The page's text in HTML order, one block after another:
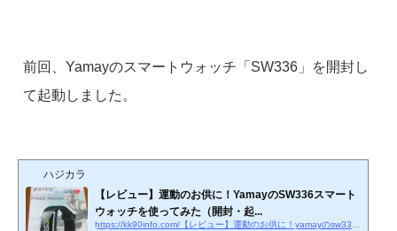
前回、Yamayのスマートウォッチ「SW336」を開封し
て起動しました。
ハジカラ
【レビュー】運動のお供に！YamayのSW336スマート
ウォッチを使ってみた（開封・起...